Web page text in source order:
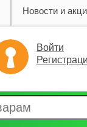
Новости и
Войти